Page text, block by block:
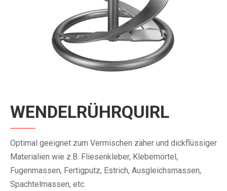
WENDELRÜHRQUIRL
Optimal geeignet zum Vermischen zäher und dickflüssiger
Materialien wie z.B. Fliesenkleber, Klebemörtel,
Fugenmassen, Fertigputz, Estrich, Ausgleichsmassen,
Spachtelmassen, etc.